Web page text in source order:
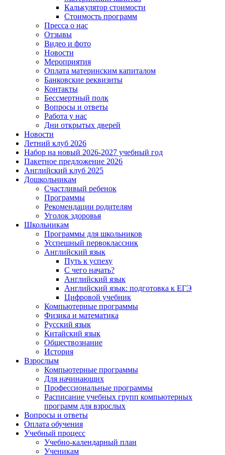
Калькулятор стоимости
Стоимость программ
Пресса о нас
Отзывы
Видео и фото
Новости
Мероприятия
Оплата материнским капиталом
Банковские реквизиты
Контакты
Бессмертный полк
Вопросы и ответы
Работа у нас
Дни открытых дверей
Новости
Летний клуб 2026
Набор на новый 2026-2027 учебный год
Пакетное предложение 2026
Английский клуб 2025
Дошкольникам
Счастливый ребенок
Программы
Рекомендации родителям
Уголок здоровья
Школьникам
Программы для школьников
Усспешный первоклассник
Английский язык
Путь к успеху
С чего начать?
Английский язык
Английский язык: подготовка к ЕГЭ
Цифровой учебник
Компьютерные программы
Физика и математика
Русский язык
Китайский язык
Обществознание
История
Взрослым
Компьютерные программы
Для начинающих
Профессиональные программы
Расписание учебных групп компьютерных
программ для взрослых
Вопросы и ответы
Оплата обучения
Учебный процесс
Учебно-календарный план
Ученикам